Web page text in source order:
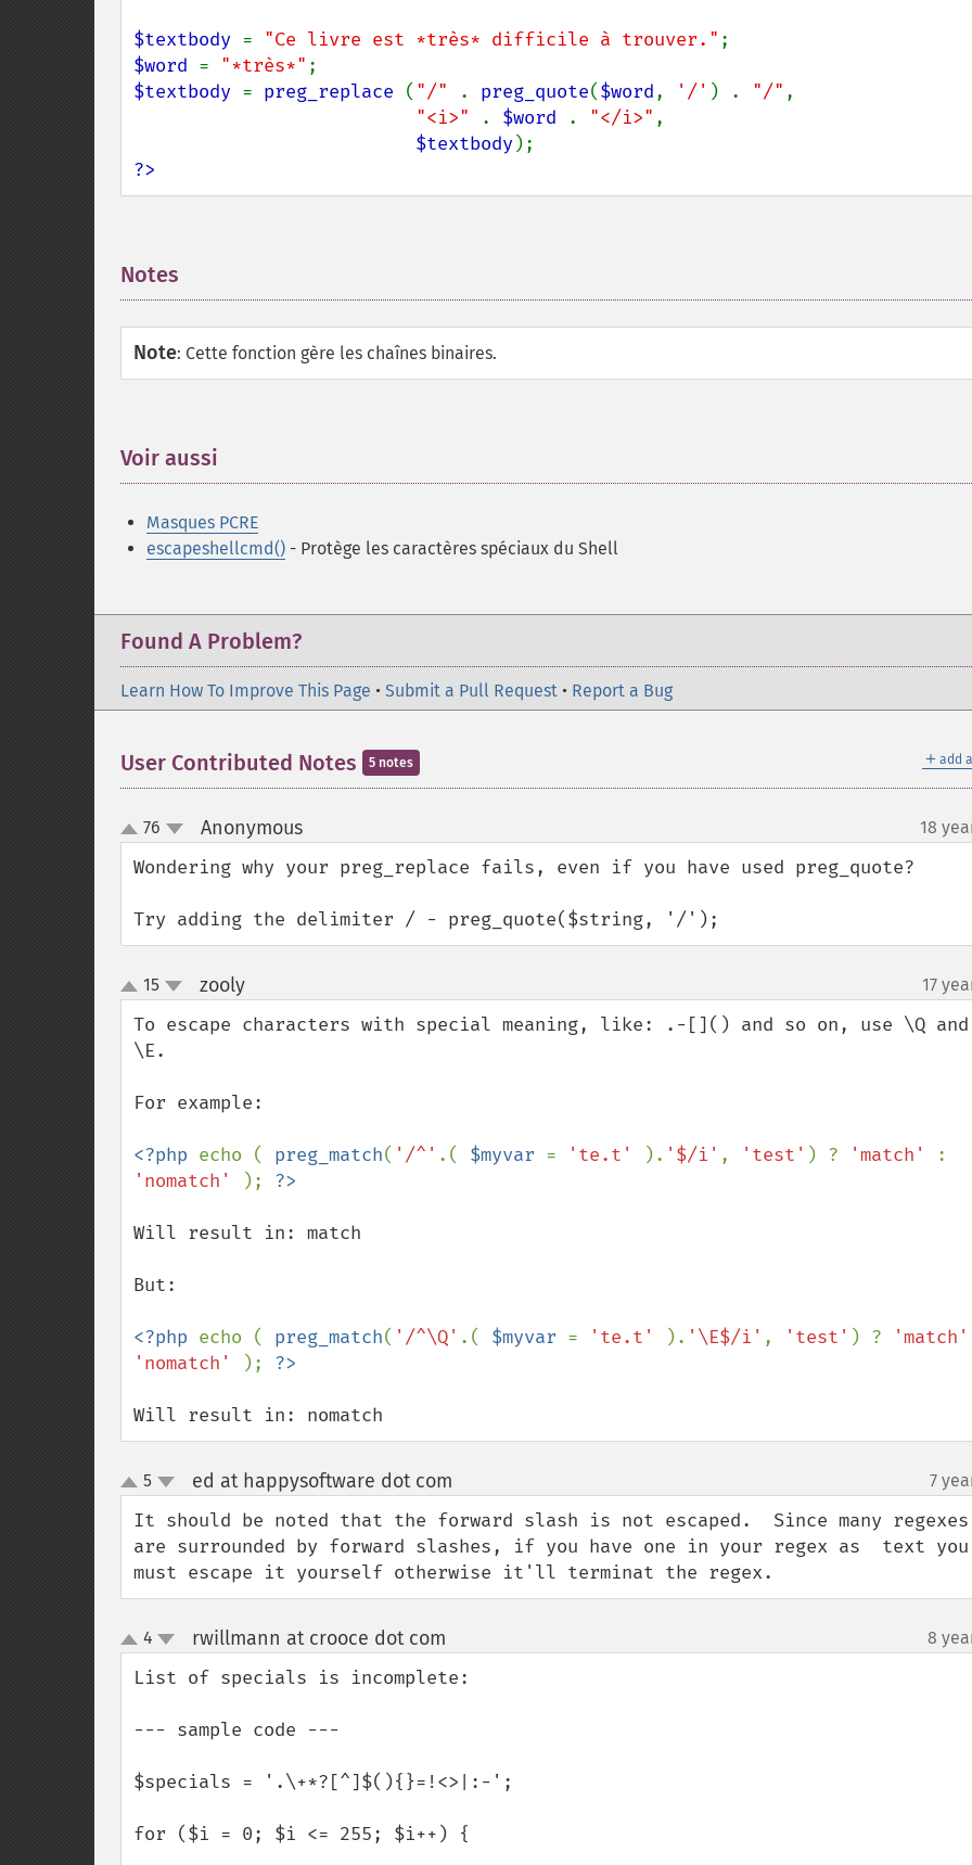
$textbody = "Ce livre est *très* difficile à trouver."
$word = "*très*"
$textbody = preg_replace ( "/" . preg_quote($word, '/' ) . "/" ,
"<i>"
. $word . "</i>" ,
$textbody
?>
Notes
Note: Cette fonction gère les chaînes binaires.
Voir aussi
Masques PCRE
escapeshellcmd() - Protège les caractères spéciaux du Shell
Found A Problem?
Learn How To Improve This Page • Submit a Pull Request • Report a Bug
＋ add
User Contributed Notes 5 notes
up
down
76 Anonymous¶ 18
Wondering why your preg_replace fails, even if you have used preg_quote?
Try adding the delimiter / - preg_quote($string, '/');
up
down
15 zooly¶ 17
To escape characters with special meaning, like: .-[]() and so on, use \Q and
\E.
For example:
<?php echo ( preg_match( '/^' .( $myvar = 'te.t' ). '$/i' , 'test' ) ? 'match'
'nomatch'
);
Will result in: match
But:
<?php echo ( preg_match( '/^\Q' .( $myvar = 'te.t' ). '\E$/i' , 'test' ) ? 'match'
'nomatch'
);
Will result in: nomatch
up
down
5 ed at happysoftware dot com 7
It should be noted that the forward slash is not escaped.  Since many regexes
are surrounded by forward slashes, if you have one in your regex as  text you
must escape it yourself otherwise it'll terminat the regex.
up
down
4 rwillmann at crooce dot com 8
List of specials is incomplete:
--- sample code ---
$specials = '.\+*?[^]$(){}=!<>|:-';
for ($i = 0; $i <= 255; $i++) {